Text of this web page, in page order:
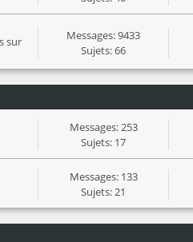
sur
Messages: 9433
Sujets: 66
Messages: 253
Sujets: 17
Messages: 133
Sujets: 21